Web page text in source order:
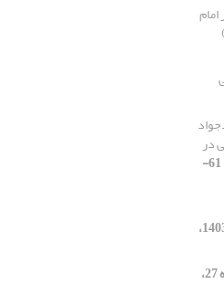
در
[دوره 34، شماره 134، 1404، صفحه 61-
[دوره 33، شماره 132، 1403،
[دوره 27،